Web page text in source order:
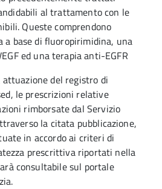
al trattamento con le
Queste comprendono
a base di fluoropirimidina, una
ed una terapia anti-EGFR
del registro di
le prescrizioni relative
rimborsate dal Servizio
la citata pubblicazione,
in accordo ai criteri di
prescrittiva riportati nella
consultabile sul portale